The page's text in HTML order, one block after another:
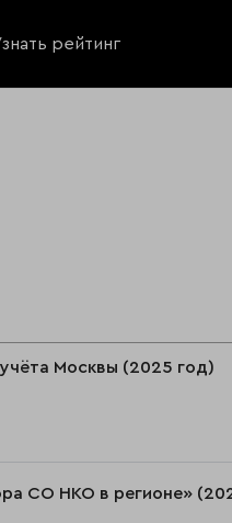
рейтинг
Москвы (2025 год)
СО НКО в регионе»